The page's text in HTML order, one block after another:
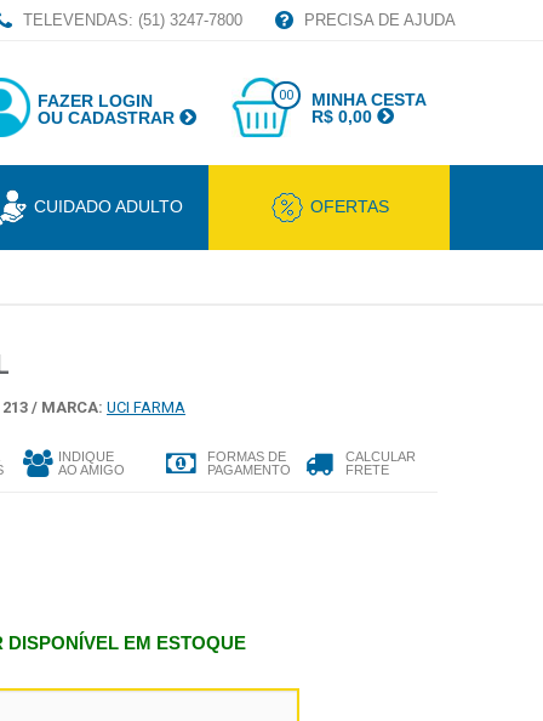
TELEVENDAS: (51) 3247-7800 PRECISA DE AJUDA
FAZER LOGIN
OU CADASTRAR
00
MINHA CESTA
R$ 0,00
CUIDADO ADULTO OFERTAS
/ MARCA: UCI FARMA
INDIQUE
AO AMIGO
FORMAS DE
PAGAMENTO
CALCULAR
FRETE
EM ESTOQUE